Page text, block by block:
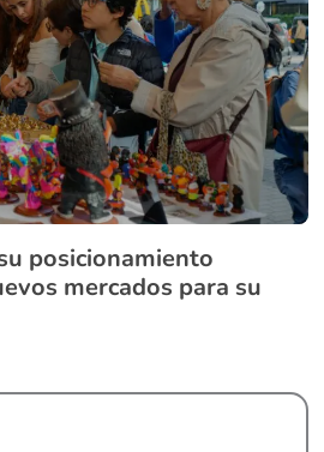
posicionamiento
mercados para su